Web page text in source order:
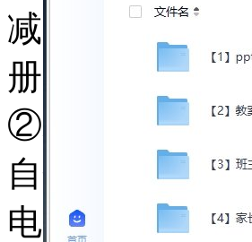
减少数量，没
册送1000G，
②若电脑夸克
自分享-将里面
电脑备份），